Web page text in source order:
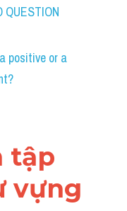
positive or a
tập
vựng